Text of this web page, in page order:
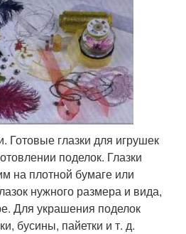
Готовые глазки для игрушек
поделок. Глазки
на плотной бумаге или
нужного размера и вида,
Для украшения поделок
бусины, пайетки и т. д.